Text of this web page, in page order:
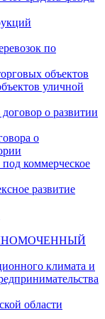
по
объектов
уличной
о развитии
о
коммерческое
развитие
климата и
области